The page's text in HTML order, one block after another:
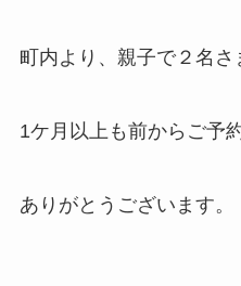
町内より、親子で２名さ
1ケ月以上も前からご予
ありがとうございます。